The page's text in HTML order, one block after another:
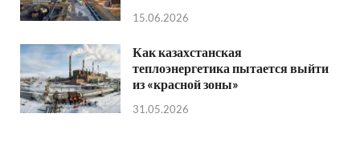
15.06.2026
Как казахстанская
теплоэнергетика пытается выйти
из «красной зоны»
31.05.2026